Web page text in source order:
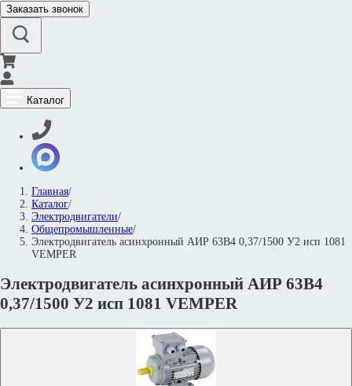
Заказать звонок
Каталог
Главная/
Каталог/
Электродвигатели/
Общепромышленные/
Электродвигатель асинхронный АИР 63В4 0,37/1500 У2 исп 1081
VEMPER
Электродвигатель асинхронный АИР 63В4
0,37/1500 У2 исп 1081 VEMPER